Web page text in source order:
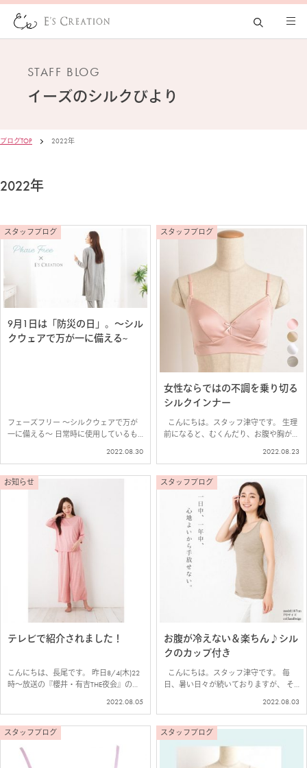
STAFF BLOG
イーズのシルクびより
ブログTOP 2022年
2022年
スタッフブログ
9月1日は「防災の日」。～シル
クウェアで万が一に備える~
フェーズフリー ～シルクウェアで万が
一に備える～ 日常時に使用しているも
アイディア、”フェーズフリー&#…
2022.08.30
スタッフブログ
女性ならではの不調を乗り切る
シルクインナー
こんにちは。スタッフ津守です。 生理
前になると、むくんだり、お腹や胸が張
PMSを快適に過ごすため…
2022.08.23
お知らせ
テレビで紹介されました！
こんにちは、長尾です。 昨日8/4(木)22
時～放送の『櫻井・有吉THE夜会』の快
快適なシルク100％ジャージー…
2022.08.05
スタッフブログ
お腹が冷えない＆楽ちん♪シル
クのカップ付き
こんにちは。スタッフ津守です。 毎
日、暑い日々が続いておりますが、 そ
のご紹介！ 冷房や冷たい飲み…
2022.08.03
スタッフブログ スタッフブログ